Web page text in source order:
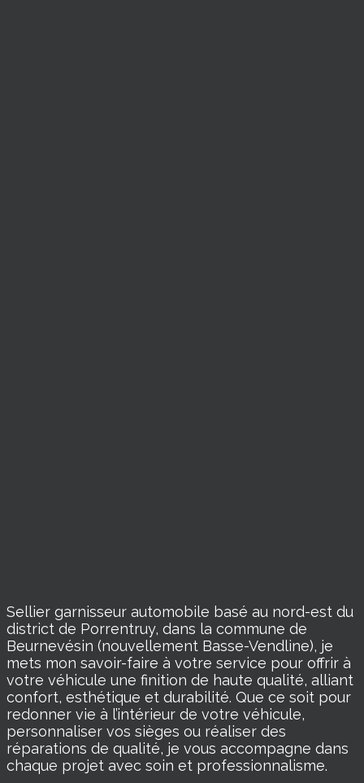
Sellier garnisseur automobile basé au nord-est du
district de Porrentruy, dans la commune de
Beurnevésin (nouvellement Basse-Vendline), je
mets mon savoir-faire à votre service pour offrir à
votre véhicule une finition de haute qualité, alliant
confort, esthétique et durabilité. Que ce soit pour
redonner vie à l’intérieur de votre véhicule,
personnaliser vos sièges ou réaliser des
réparations de qualité, je vous accompagne dans
chaque projet avec soin et professionnalisme.